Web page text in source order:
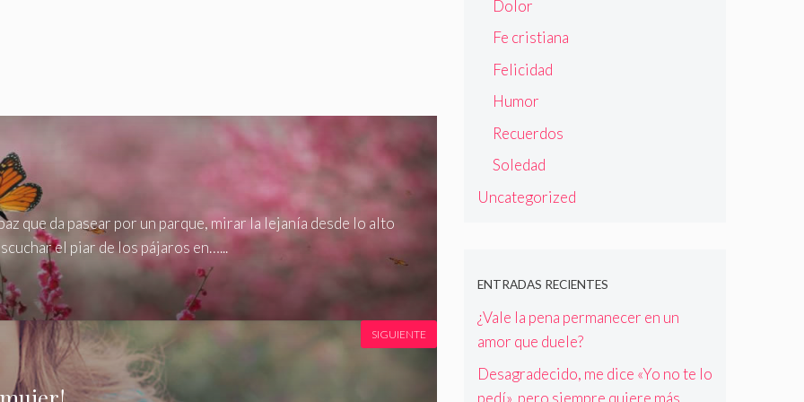
que da pasear por un parque, mirar la lejanía desde lo alto
el piar de los pájaros en…...
SIGUIENTE
Dolor
Fe cristiana
Felicidad
Humor
Recuerdos
Soledad
Uncategorized
ENTRADAS RECIENTES
¿Vale la pena permanecer en un
amor que duele?
Desagradecido, me dice «Yo no te lo
pedí», pero siempre quiere más